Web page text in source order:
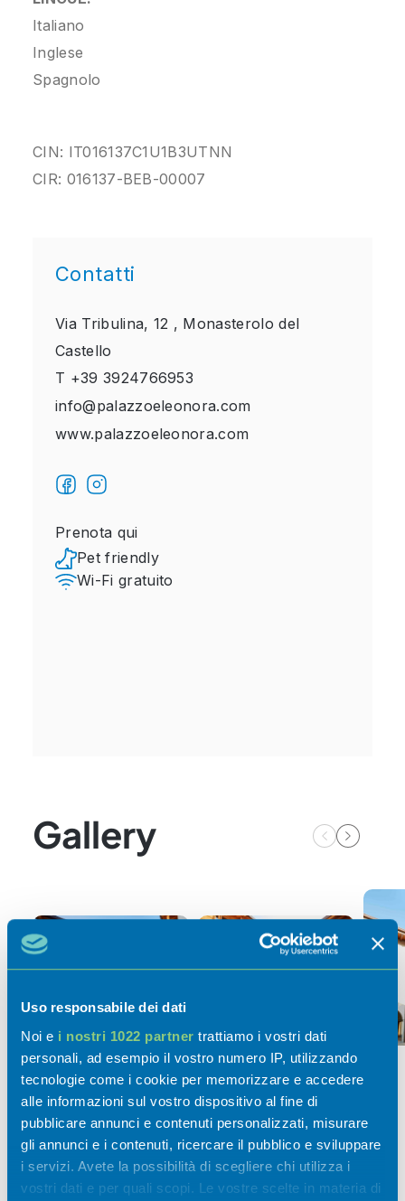
Uso responsabile dei dati
Noi e i nostri 1022 partner trattiamo i vostri dati
personali, ad esempio il vostro numero IP, utilizzando
tecnologie come i cookie per memorizzare e accedere
alle informazioni sul vostro dispositivo al fine di
pubblicare annunci e contenuti personalizzati, misurare
gli annunci e i contenuti, ricercare il pubblico e sviluppare
i servizi. Avete la possibilità di scegliere chi utilizza i
vostri dati e per quali scopi. Le vostre scelte in materia di
Italiano
Inglese
Spagnolo
CIN: IT016137C1U1B3UTNN
CIR: 016137-BEB-00007
Contatti
Via Tribulina, 12 , Monasterolo del
Castello
T +39 3924766953
info@palazzoeleonora.com
www.palazzoeleonora.com
Prenota qui
Pet friendly
Wi-Fi gratuito
Gallery
Attività